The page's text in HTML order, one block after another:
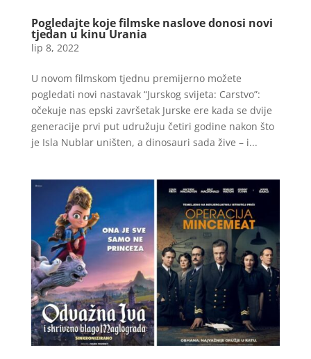
Pogledajte koje filmske naslove donosi novi
tjedan u kinu Urania
lip 8, 2022
U novom filmskom tjednu premijerno možete
pogledati novi nastavak “Jurskog svijeta: Carstvo”:
očekuje nas epski završetak Jurske ere kada se dvije
generacije prvi put udružuju četiri godine nakon što
je Isla Nublar uništen, a dinosauri sada žive – i...